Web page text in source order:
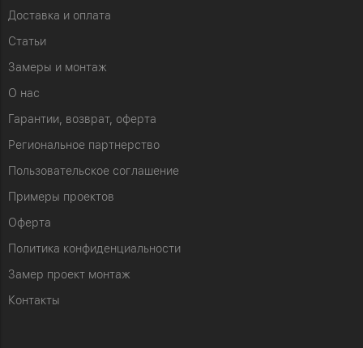
Доставка и оплата
Статьи
Замеры и монтаж
О нас
Гарантии, возврат, оферта
Региональное партнерство
Пользовательское соглашение
Примеры проектов
Оферта
Политика конфиденциальности
Замер проект монтаж
Контакты